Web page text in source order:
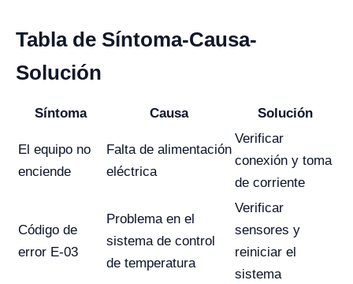
Tabla de Síntoma-Causa-
Solución
Síntoma Causa Solución
El equipo no
enciende
Falta de alimentación
eléctrica
Verificar
conexión y toma
de corriente
Código de
error E-03
Problema en el
sistema de control
de temperatura
Verificar
sensores y
reiniciar el
sistema